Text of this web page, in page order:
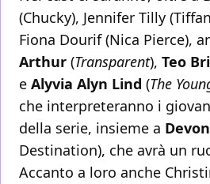
(Chucky), Jennifer Tilly
Fiona Dourif (Nica Pierce),
Arthur (Transparent), Teo
e Alyvia Alyn Lind (The
che interpreteranno i
della serie, insieme a Devon
Destination), che avrà un
Accanto a loro anche